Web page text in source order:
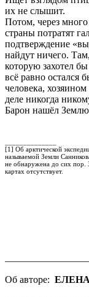
их не слышит.
Потом, через
страны потратят
подтверждение
найдут ничего.
которую захотел
всё равно остался
человека,
деле никогда
Барон нашёл
[1] Об арктической
называемой Земли
не обнаружена до сих пор.
картах отсутствует.
Об авторе: